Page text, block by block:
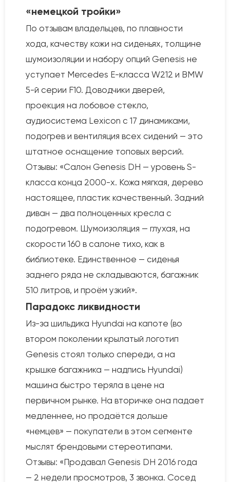
«немецкой тройки»
По отзывам владельцев, по плавности
хода, качеству кожи на сиденьях, толщине
шумоизоляции и набору опций Genesis не
уступает Mercedes E-класса W212 и BMW
5-й серии F10. Доводчики дверей,
проекция на лобовое стекло,
аудиосистема Lexicon с 17 динамиками,
подогрев и вентиляция всех сидений — это
штатное оснащение топовых версий.
Отзывы: «Салон Genesis DH — уровень S-
класса конца 2000-х. Кожа мягкая, дерево
настоящее, пластик качественный. Задний
диван — два полноценных кресла с
подогревом. Шумоизоляция — глухая, на
скорости 160 в салоне тихо, как в
библиотеке. Единственное — сиденья
заднего ряда не складываются, багажник
510 литров, и проём узкий».
Парадокс ликвидности
Из-за шильдика Hyundai на капоте (во
втором поколении крылатый логотип
Genesis стоял только спереди, а на
крышке багажника — надпись Hyundai)
машина быстро теряла в цене на
первичном рынке. На вторичке она падает
медленнее, но продаётся дольше
«немцев» — покупатели в этом сегменте
мыслят брендовыми стереотипами.
Отзывы: «Продавал Genesis DH 2016 года
— 2 недели просмотров, 3 звонка. Сосед